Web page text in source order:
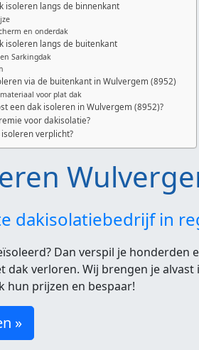
isoleren langs de binnenkant
en onderdak
isoleren langs de buitenkant
Sarkingdak
via de buitenkant in Wulvergem (8952)
voor plat dak
een dak isoleren in Wulvergem (8952)?
voor dakisolatie?
verplicht?
dakisolatiebedrijf in
Dan verspil je honderden
dak verloren. Wij brengen je
hun prijzen en bespaar!
»